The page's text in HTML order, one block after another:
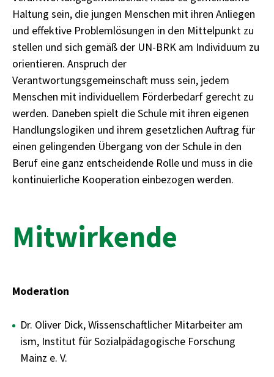
Haltung sein, die jungen Menschen mit ihren Anliegen
und effektive Problemlösungen in den Mittelpunkt zu
stellen und sich gemäß der UN-BRK am Individuum zu
orientieren. Anspruch der
Verantwortungsgemeinschaft muss sein, jedem
Menschen mit individuellem Förderbedarf gerecht zu
werden. Daneben spielt die Schule mit ihren eigenen
Handlungslogiken und ihrem gesetzlichen Auftrag für
einen gelingenden Übergang von der Schule in den
Beruf eine ganz entscheidende Rolle und muss in die
kontinuierliche Kooperation einbezogen werden.
Mitwirkende
Moderation
Dr. Oliver Dick, Wissenschaftlicher Mitarbeiter am
ism, Institut für Sozialpädagogische Forschung
Mainz e. V.